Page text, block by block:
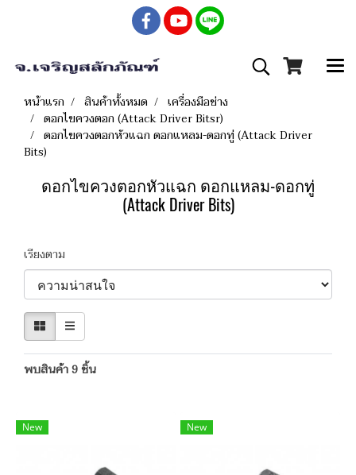
หน้าแรก สินค้าทั้งหมด
เครื่องมือช่าง
ดอกไขควงตอก (Attack Driver Bitsr)
ดอกไขควงตอกหัวแฉก ดอกแหลม-ดอกทู่ (Attack Driver
Bits)
ดอกไขควงตอกหัวแฉก ดอกแหลม-ดอกทู่
(Attack Driver Bits)
เรียงตาม
พบสินค้า 9 ชิ้น
New New